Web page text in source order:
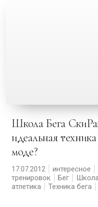
Школа Бега СкиРан: существует ли
идеальная
моде?
17.07.2012 интересное
тренировок
Бег
атлетика
Техника бега